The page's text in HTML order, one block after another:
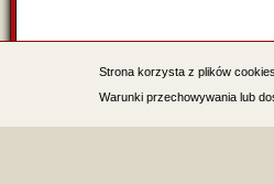
Strona korzysta z plików
Warunki przechowywania lub